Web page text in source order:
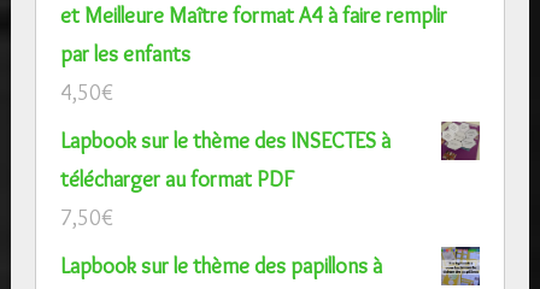
et Meilleure Maître format A4 à faire remplir
par les enfants
4,50€
Lapbook sur le thème des INSECTES à
télécharger au format PDF
7,50€
Lapbook sur le thème des papillons à